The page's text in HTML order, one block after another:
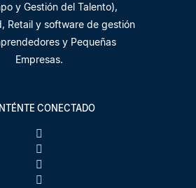
y Gestión del Talento),
Retail y software de gestión
y Pequeñas
Empresas.
CONECTADO